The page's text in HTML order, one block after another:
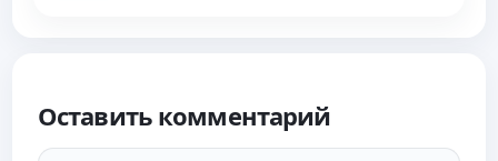
Оставить комментарий